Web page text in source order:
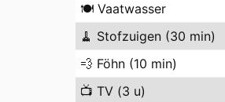
🍽️ Vaatwasser
🧹 Stofzuigen (30 min)
💨 Föhn (10 min)
📺 TV (3 u)